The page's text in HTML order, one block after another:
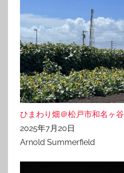
ひまわり畑＠松戸市和名ヶ谷
2025年7月20日
Arnold Summerfield